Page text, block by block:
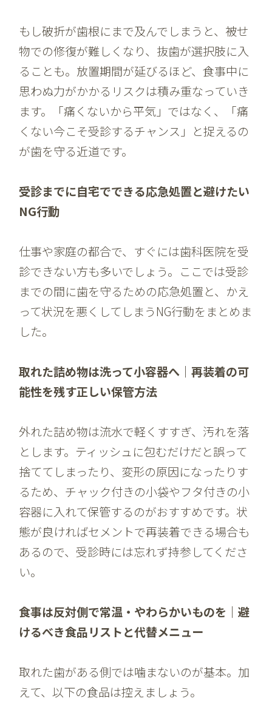
もし破折が歯根にまで及んでしまうと、被せ
物での修復が難しくなり、抜歯が選択肢に入
ることも。放置期間が延びるほど、食事中に
思わぬ力がかかるリスクは積み重なっていき
ます。「痛くないから平気」ではなく、「痛
くない今こそ受診するチャンス」と捉えるの
が歯を守る近道です。
受診までに自宅でできる応急処置と避けたい
NG行動
仕事や家庭の都合で、すぐには歯科医院を受
診できない方も多いでしょう。ここでは受診
までの間に歯を守るための応急処置と、かえ
って状況を悪くしてしまうNG行動をまとめま
した。
取れた詰め物は洗って小容器へ｜再装着の可
能性を残す正しい保管方法
外れた詰め物は流水で軽くすすぎ、汚れを落
とします。ティッシュに包むだけだと誤って
捨ててしまったり、変形の原因になったりす
るため、チャック付きの小袋やフタ付きの小
容器に入れて保管するのがおすすめです。状
態が良ければセメントで再装着できる場合も
あるので、受診時には忘れず持参してくださ
い。
食事は反対側で常温・やわらかいものを｜避
けるべき食品リストと代替メニュー
取れた歯がある側では噛まないのが基本。加
えて、以下の食品は控えましょう。